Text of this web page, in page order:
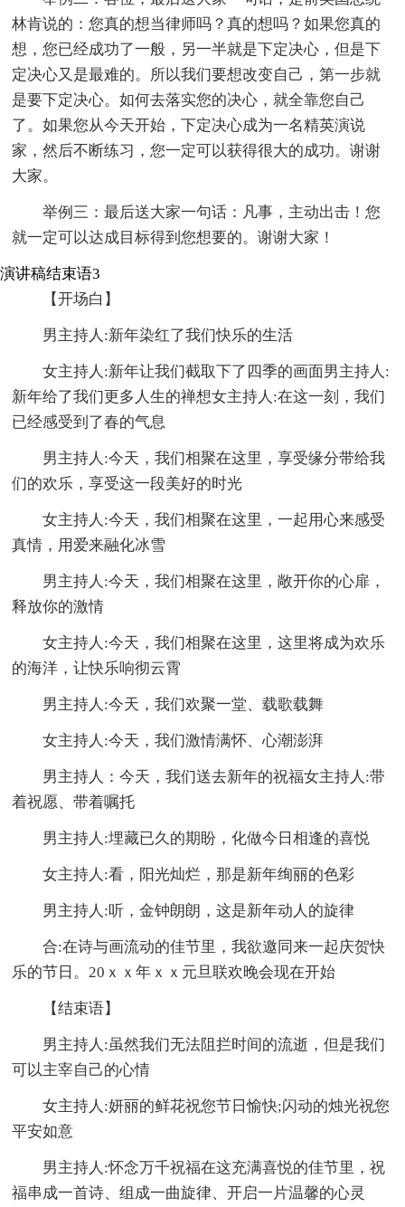
林肯说的：您真的想当律师吗？真的想吗？如果您真的
想，您已经成功了一般，另一半就是下定决心，但是下
定决心又是最难的。所以我们要想改变自己，第一步就
是要下定决心。如何去落实您的决心，就全靠您自己
了。如果您从今天开始，下定决心成为一名精英演说
家，然后不断练习，您一定可以获得很大的成功。谢谢
大家。
举例三：最后送大家一句话：凡事，主动出击！您
就一定可以达成目标得到您想要的。谢谢大家！
演讲稿结束语3
【开场白】
男主持人:新年染红了我们快乐的生活
女主持人:新年让我们截取下了四季的画面男主持人:
新年给了我们更多人生的禅想女主持人:在这一刻，我们
已经感受到了春的气息
男主持人:今天，我们相聚在这里，享受缘分带给我
们的欢乐，享受这一段美好的时光
女主持人:今天，我们相聚在这里，一起用心来感受
真情，用爱来融化冰雪
男主持人:今天，我们相聚在这里，敞开你的心扉，
释放你的激情
女主持人:今天，我们相聚在这里，这里将成为欢乐
的海洋，让快乐响彻云霄
男主持人:今天，我们欢聚一堂、载歌载舞
女主持人:今天，我们激情满怀、心潮澎湃
男主持人：今天，我们送去新年的祝福女主持人:带
着祝愿、带着嘱托
男主持人:埋藏已久的期盼，化做今日相逢的喜悦
女主持人:看，阳光灿烂，那是新年绚丽的色彩
男主持人:听，金钟朗朗，这是新年动人的旋律
合:在诗与画流动的佳节里，我欲邀同来一起庆贺快
乐的节日。20ｘｘ年ｘｘ元旦联欢晚会现在开始
【结束语】
男主持人:虽然我们无法阻拦时间的流逝，但是我们
可以主宰自己的心情
女主持人:妍丽的鲜花祝您节日愉快;闪动的烛光祝您
平安如意
男主持人:怀念万千祝福在这充满喜悦的佳节里，祝
福串成一首诗、组成一曲旋律、开启一片温馨的心灵